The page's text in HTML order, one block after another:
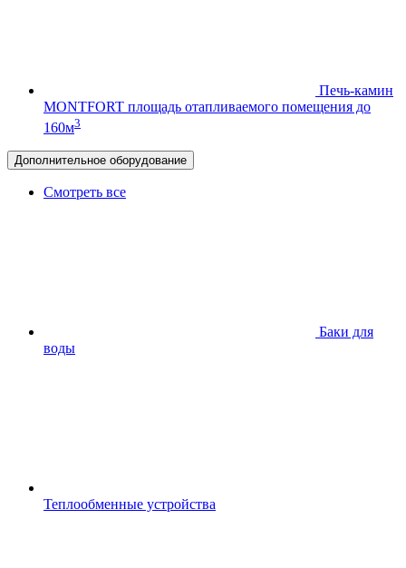
Печь-камин
MONTFORT площадь отапливаемого помещения до
160м3
Дополнительное оборудование
Смотреть все
Баки для
воды
Теплообменные устройства